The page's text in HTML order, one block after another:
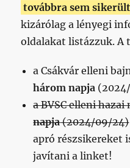
továbbra sem
kizárólag a lényegi
oldalakat listázzuk. A
a Csákvár elleni
három napja
a BVSC elleni hazai
napja(2024/09/24)
apró részsikereket
javítani a linket!